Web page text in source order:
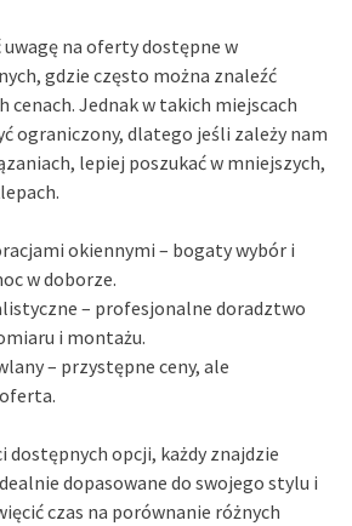
na oferty dostępne w
gdzie często można znaleźć
cenach. Jednak w takich miejscach
ograniczony, dlatego jeśli zależy nam
lepiej poszukać w mniejszych,
okiennymi – bogaty wybór i
w doborze.
– profesjonalne doradztwo
i montażu.
– przystępne ceny, ale
dostępnych opcji, każdy znajdzie
dopasowane do swojego stylu i
czas na porównanie różnych